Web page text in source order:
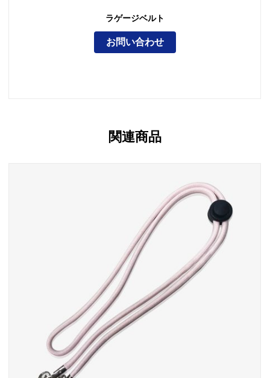
ラゲージベルト
お問い合わせ
関連商品